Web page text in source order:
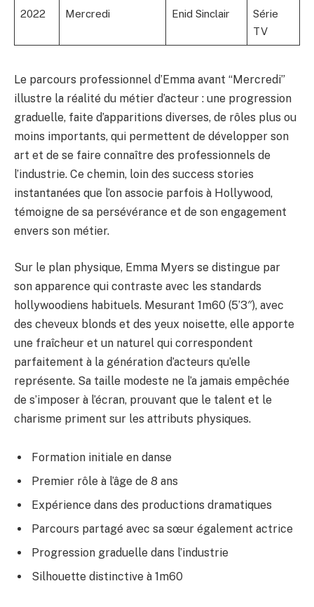
2022 Mercredi Enid Sinclair
Série
TV
Le parcours professionnel d’Emma avant “Mercredi”
illustre la réalité du métier d’acteur : une progression
graduelle, faite d’apparitions diverses, de rôles plus ou
moins importants, qui permettent de développer son
art et de se faire connaître des professionnels de
l’industrie. Ce chemin, loin des success stories
instantanées que l’on associe parfois à Hollywood,
témoigne de sa persévérance et de son engagement
envers son métier.
Sur le plan physique, Emma Myers se distingue par
son apparence qui contraste avec les standards
hollywoodiens habituels. Mesurant 1m60 (5’3″), avec
des cheveux blonds et des yeux noisette, elle apporte
une fraîcheur et un naturel qui correspondent
parfaitement à la génération d’acteurs qu’elle
représente. Sa taille modeste ne l’a jamais empêchée
de s’imposer à l’écran, prouvant que le talent et le
charisme priment sur les attributs physiques.
Formation initiale en danse
Premier rôle à l’âge de 8 ans
Expérience dans des productions dramatiques
Parcours partagé avec sa sœur également actrice
Progression graduelle dans l’industrie
Silhouette distinctive à 1m60